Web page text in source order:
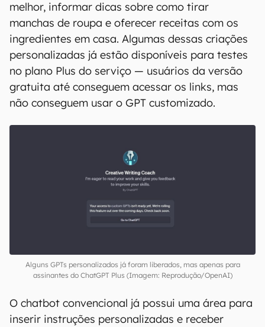
melhor, informar dicas sobre como tirar
manchas de roupa e oferecer receitas com os
ingredientes em casa. Algumas dessas criações
personalizadas já estão disponíveis para testes
no plano Plus do serviço — usuários da versão
gratuita até conseguem acessar os links, mas
não conseguem usar o GPT customizado.
Alguns GPTs personalizados já foram liberados, mas apenas para
assinantes do ChatGPT Plus (Imagem: Reprodução/OpenAI)
O chatbot convencional já possui uma área para
inserir instruções personalizadas e receber